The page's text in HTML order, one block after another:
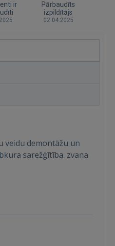
ir
Pārbaudīts
izpildītājs
02.04.2025
veidu demontāžu un
sarežģītība. zvana